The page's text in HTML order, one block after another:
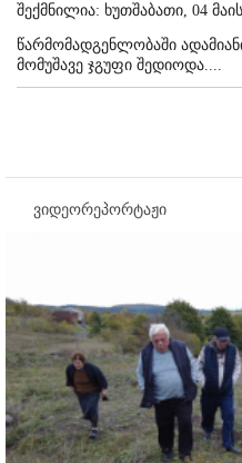
შექმნილია: ხუთშაბათი, 04
წარმომადგენლობაში
მომუშავე ჯგუფი შედიოდა....
ვიდეორეპორტაჟი